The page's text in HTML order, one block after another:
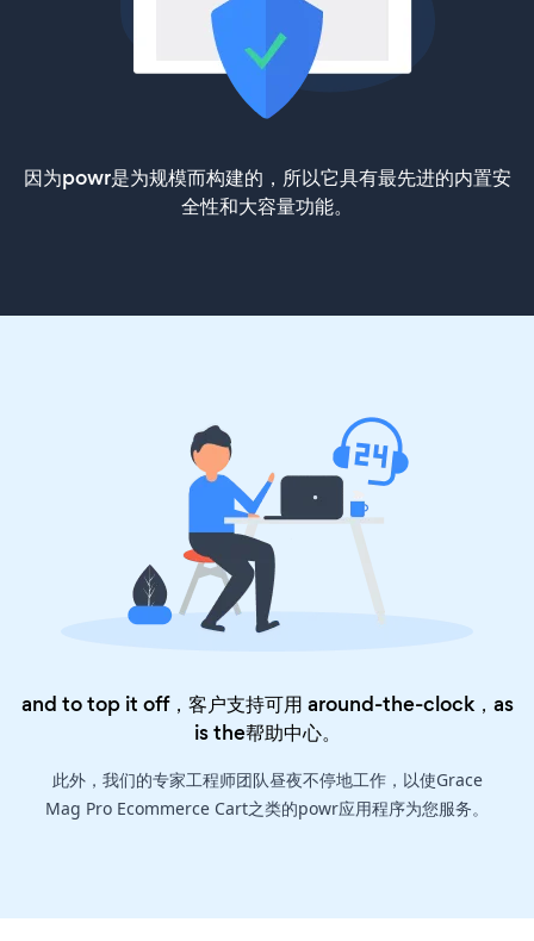
因为powr是为规模而构建的，所以它具有最先进的内置安
全性和大容量功能。
and to top it off，客户支持可用 around-the-clock，as
is the帮助中心。
此外，我们的专家工程师团队昼夜不停地工作，以使Grace
Mag Pro Ecommerce Cart之类的powr应用程序为您服务。